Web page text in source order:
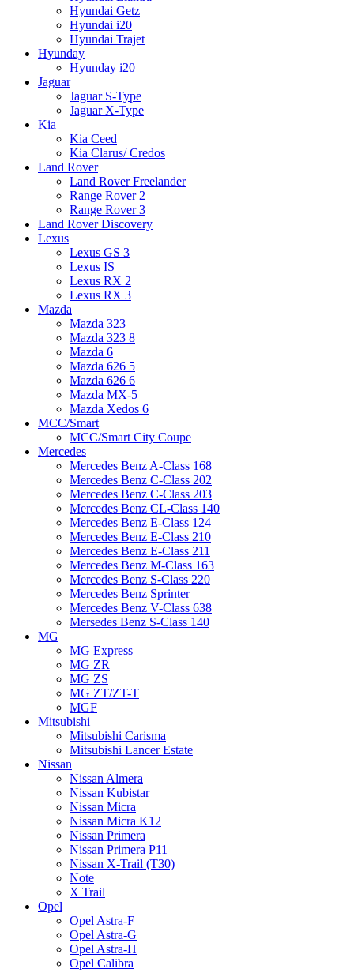
Hyundai Getz
Hyundai i20
Hyundai Trajet
Hyunday
Hyunday i20
Jaguar
Jaguar S-Type
Jaguar X-Type
Kia
Kia Ceed
Kia Clarus/ Credos
Land Rover
Land Rover Freelander
Range Rover 2
Range Rover 3
Land Rover Discovery
Lexus
Lexus GS 3
Lexus IS
Lexus RX 2
Lexus RX 3
Mazda
Mazda 323
Mazda 323 8
Mazda 6
Mazda 626 5
Mazda 626 6
Mazda MX-5
Mazda Xedos 6
MCC/Smart
MCC/Smart City Coupe
Mercedes
Mercedes Benz A-Class 168
Mercedes Benz C-Class 202
Mercedes Benz C-Class 203
Mercedes Benz CL-Class 140
Mercedes Benz E-Class 124
Mercedes Benz E-Class 210
Mercedes Benz E-Class 211
Mercedes Benz M-Class 163
Mercedes Benz S-Class 220
Mercedes Benz Sprinter
Mercedes Benz V-Class 638
Mersedes Benz S-Class 140
MG
MG Express
MG ZR
MG ZS
MG ZT/ZT-T
MGF
Mitsubishi
Mitsubishi Carisma
Mitsubishi Lancer Estate
Nissan
Nissan Almera
Nissan Kubistar
Nissan Micra
Nissan Micra K12
Nissan Primera
Nissan Primera P11
Nissan X-Trail (T30)
Note
X Trail
Opel
Opel Astra-F
Opel Astra-G
Opel Astra-H
Opel Calibra